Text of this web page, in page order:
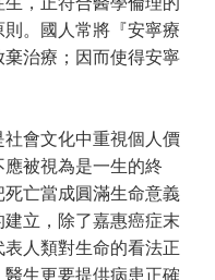
。國人常將『安寧療
治療；因而使得安寧
會文化中重視個人價
被視為是一生的終
亡當成圓滿生命意義
立，除了嘉惠癌症末
人類對生命的看法正
生更要提供病患正確